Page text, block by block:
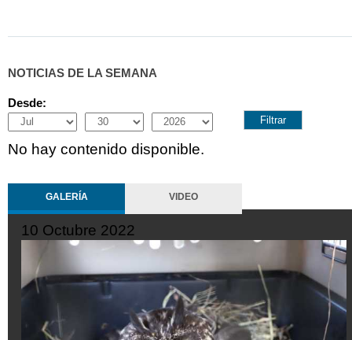
NOTICIAS DE LA SEMANA
Desde:
Month
Day Year
No hay contenido disponible.
GALERÍA VIDEO
10 Octubre 2022